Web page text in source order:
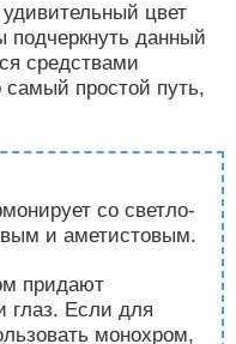
цвет
данный
средствами
самый простой путь,
со светло-
и аметистовым.
придают
глаз. Если для
монохром,